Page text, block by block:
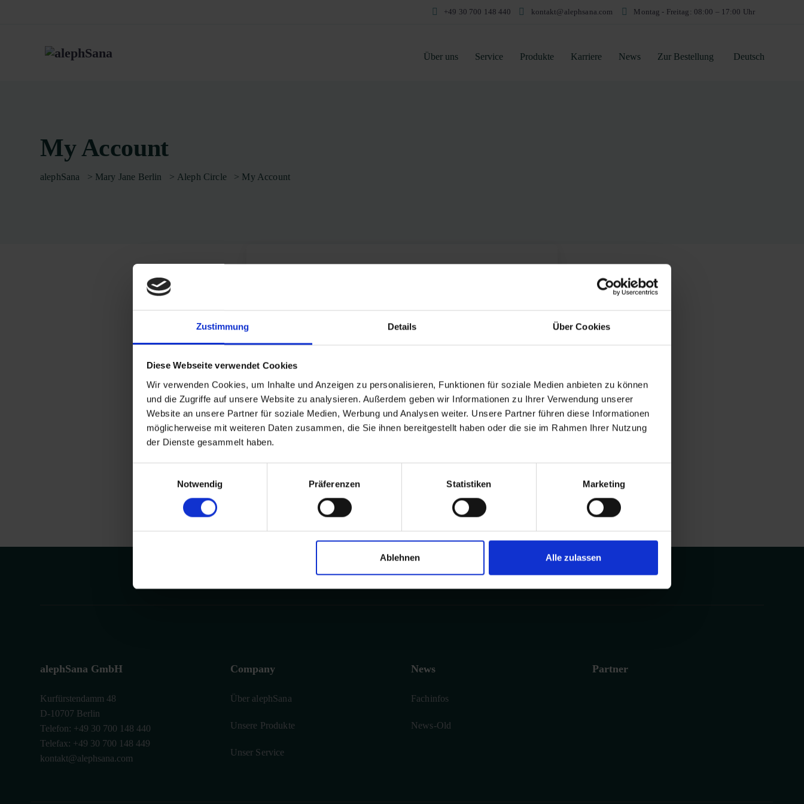
Zustimmung Details Über Cookies
Diese Webseite verwendet Cookies
Wir verwenden Cookies, um Inhalte und Anzeigen zu personalisieren, Funktionen für soziale Medien anbieten zu können
und die Zugriffe auf unsere Website zu analysieren. Außerdem geben wir Informationen zu Ihrer Verwendung unserer
Website an unsere Partner für soziale Medien, Werbung und Analysen weiter. Unsere Partner führen diese Informationen
möglicherweise mit weiteren Daten zusammen, die Sie ihnen bereitgestellt haben oder die sie im Rahmen Ihrer Nutzung
der Dienste gesammelt haben.
Notwendig
Präferenzen Statistiken Marketing
Ablehnen Alle zulassen
+49 30 700 148 440 kontakt@alephsana.com Montag - Freitag: 08:00 – 17:00 Uhr
Über uns Service Produkte Karriere News Zur Bestellung Deutsch
My Account
alephSana > Mary Jane Berlin > Aleph Circle > My Account
Remember Me Lost your password?
Zu Risiken und Nebenwirkungen fragen Sie Ihren Arzt oder Apotheker.
alephSana GmbH
Kurfürstendamm 48
D-10707 Berlin
Telefon: +49 30 700 148 440
Telefax: +49 30 700 148 449
kontakt@alephsana.com
Company
Über alephSana
Unsere Produkte
Unser Service
News
Fachinfos
News-Old
Partner